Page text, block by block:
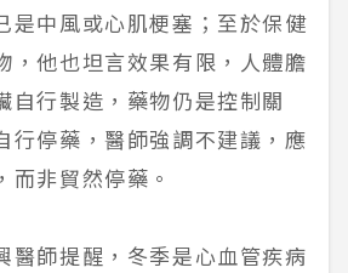
是中風或心肌梗塞；至於保健
，他也坦言效果有限，人體膽
自行製造，藥物仍是控制關
行停藥，醫師強調不建議，應
而非貿然停藥。
醫師提醒，冬季是心血管疾病